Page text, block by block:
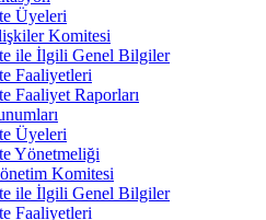
Üyeleri
Komitesi
ile İlgili Genel Bilgiler
Faaliyetleri
Faaliyet Raporları
Üyeleri
Yönetmeliği
Komitesi
ile İlgili Genel Bilgiler
Faaliyetleri